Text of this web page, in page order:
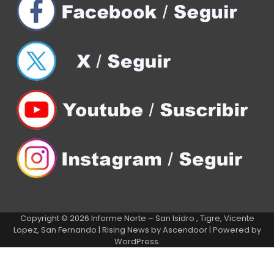
Copyright © 2026 Informe Norte – San Isidro , Tigre, Vicente
Lopez, San Fernando | Rising News byAscendoor| Powered by
WordPress.